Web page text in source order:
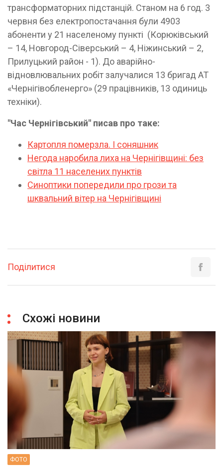
трансформаторних підстанцій. Станом на 6 год. 3
червня без електропостачання були 4903
абоненти у 21 населеному пункті (Корюківський
– 14, Новгород-Сіверський – 4, Ніжинський – 2,
Прилуцький район - 1). До аварійно-
відновлювальних робіт залучалися 13 бригад АТ
«Чернігівобленерго» (29 працівників, 13 одиниць
техніки).
"Час Чернігівський" писав про таке:
Картопля померзла. І соняшник
Негода наробила лиха на Чернігівщині: без
світла 11 населених пунктів
Синоптики попередили про грози та
шквальний вітер на Чернігівщині
Поділитися
Схожі новини
ФОТО